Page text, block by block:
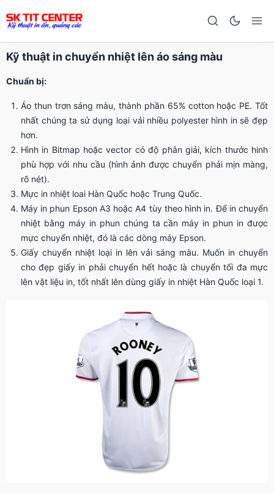
Kỹ thuật in chuyển nhiệt lên áo sáng màu
Chuẩn bị:
Áo thun trơn sáng màu, thành phần 65% cotton hoặc PE. Tốt
nhất chúng ta sử dụng loại vải nhiều polyester hình in sẽ đẹp
hơn.
Hình in Bitmap hoặc vector có độ phân giải, kích thước hinh
phù hợp với nhu cầu (hình ảnh được chuyển phải mịn màng,
rõ nét).
Mực in nhiệt loai Hàn Quốc hoặc Trung Quốc.
Máy in phun Epson A3 hoặc A4 tùy theo hình in. Để in chuyển
nhiệt bằng máy in phun chúng ta cần máy in phun in được
mực chuyển nhiệt, đó là các dòng máy Epson.
Giấy chuyển nhiệt loại in lên vải sáng màu. Muốn in chuyển
cho đẹp giấy in phải chuyển hết hoặc là chuyển tối đa mực
lên vật liệu in, tốt nhất lên dùng giấy in nhiệt Hàn Quốc loại 1.